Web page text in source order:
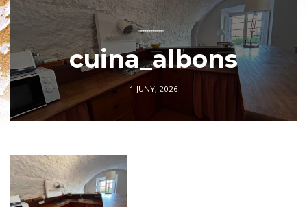
––––––––––––
cuina_albons
1 JUNY, 2026